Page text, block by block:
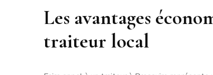
Les avantages
traiteur local